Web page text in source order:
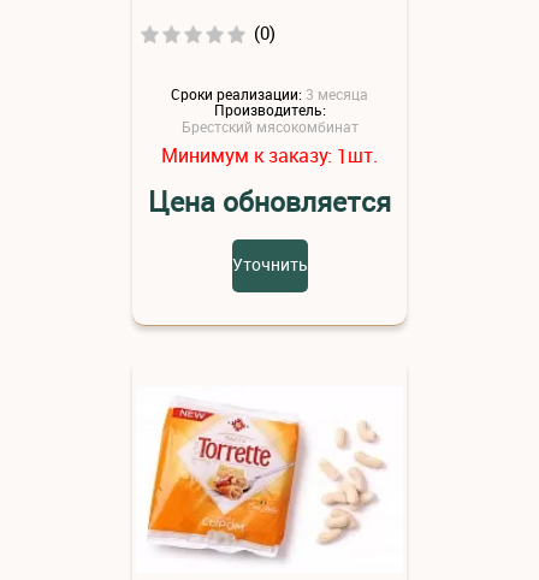
(0)
Сроки реализации: 3 месяца
Производитель:
Брестский мясокомбинат
Минимум к заказу: 1шт.
Цена обновляется
Уточнить